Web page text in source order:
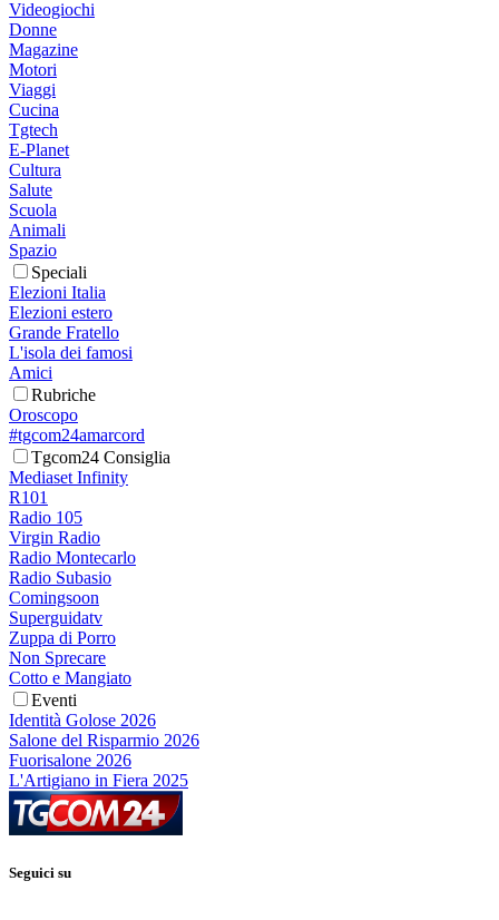
Videogiochi
Donne
Magazine
Motori
Viaggi
Cucina
Tgtech
E-Planet
Cultura
Salute
Scuola
Animali
Spazio
Speciali
Elezioni Italia
Elezioni estero
Grande Fratello
L'isola dei famosi
Amici
Rubriche
Oroscopo
#tgcom24amarcord
Tgcom24 Consiglia
Mediaset Infinity
R101
Radio 105
Virgin Radio
Radio Montecarlo
Radio Subasio
Comingsoon
Superguidatv
Zuppa di Porro
Non Sprecare
Cotto e Mangiato
Eventi
Identità Golose 2026
Salone del Risparmio 2026
Fuorisalone 2026
L'Artigiano in Fiera 2025
Seguici su